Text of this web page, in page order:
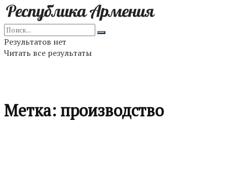
Результатов нет
Читать все результаты
Метка: производство